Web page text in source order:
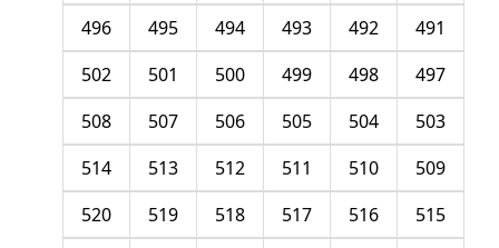
491
492
493
494
495
496
497
498
499
500
501
502
503
504
505
506
507
508
509
510
511
512
513
514
515
516
517
518
519
520